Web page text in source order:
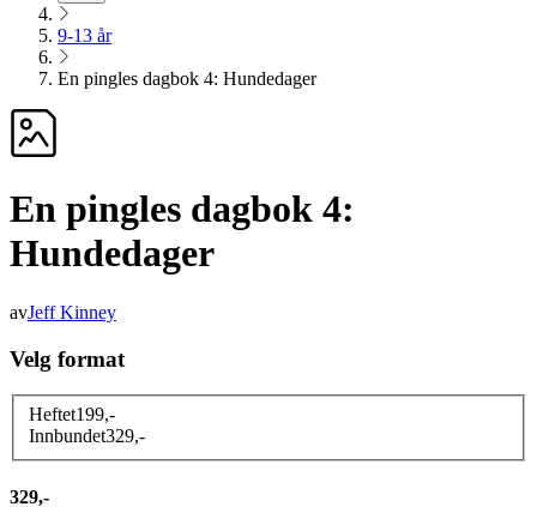
9-13 år
En pingles dagbok 4: Hundedager
En pingles dagbok 4:
Hundedager
avJeff Kinney
Velg format
Heftet199,-
Innbundet329,-
329,-